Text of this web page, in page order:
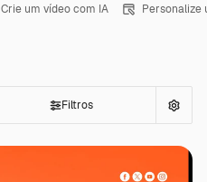
Crie um vídeo com IA Personalize
Filtros